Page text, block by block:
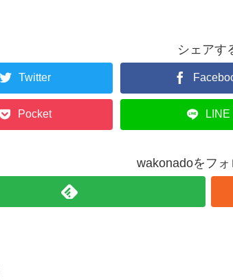
シェアす
Twitter
Pocket LINE
wakonadoをフォ